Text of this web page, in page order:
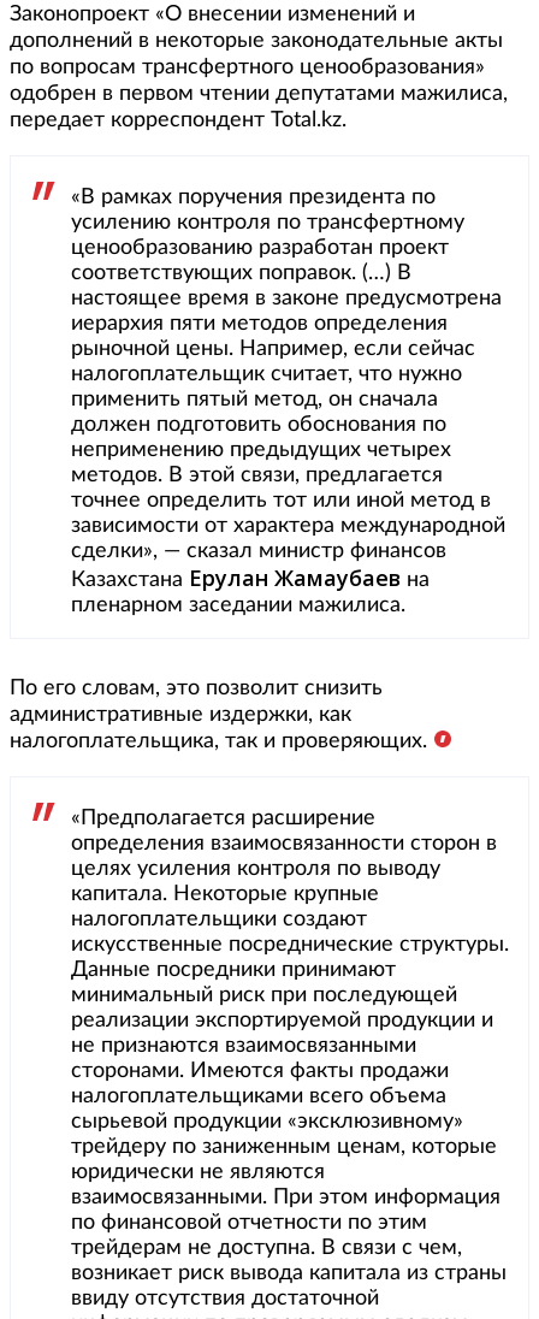
Законопроект «О внесении изменений и
дополнений в некоторые законодательные акты
по вопросам трансфертного ценообразования»
одобрен в первом чтении депутатами мажилиса,
передает корреспондент Total.kz.
«В рамках поручения президента по
усилению контроля по трансфертному
ценообразованию разработан проект
соответствующих поправок. (…) В
настоящее время в законе предусмотрена
иерархия пяти методов определения
рыночной цены. Например, если сейчас
налогоплательщик считает, что нужно
применить пятый метод, он сначала
должен подготовить обоснования по
неприменению предыдущих четырех
методов. В этой связи, предлагается
точнее определить тот или иной метод в
зависимости от характера международной
сделки», — сказал министр финансов
Казахстана Ерулан Жамаубаев на
пленарном заседании мажилиса.
По его словам, это позволит снизить
административные издержки, как
налогоплательщика, так и проверяющих.
«Предполагается расширение
определения взаимосвязанности сторон в
целях усиления контроля по выводу
капитала. Некоторые крупные
налогоплательщики создают
искусственные посреднические структуры.
Данные посредники принимают
минимальный риск при последующей
реализации экспортируемой продукции и
не признаются взаимосвязанными
сторонами. Имеются факты продажи
налогоплательщиками всего объема
сырьевой продукции «эксклюзивному»
трейдеру по заниженным ценам, которые
юридически не являются
взаимосвязанными. При этом информация
по финансовой отчетности по этим
трейдерам не доступна. В связи с чем,
возникает риск вывода капитала из страны
ввиду отсутствия достаточной